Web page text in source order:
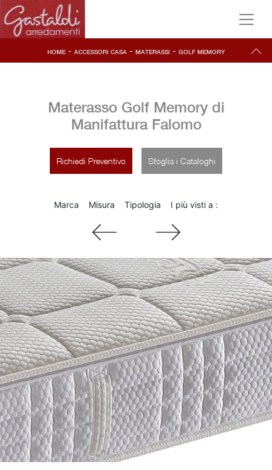
HOME - ACCESSORI CASA - MATERASSI - GOLF MEMORY
Materasso Golf Memory di
Manifattura Falomo
Richiedi Preventivo Sfoglia i Cataloghi
Marca Misura Tipologia I più visti a :